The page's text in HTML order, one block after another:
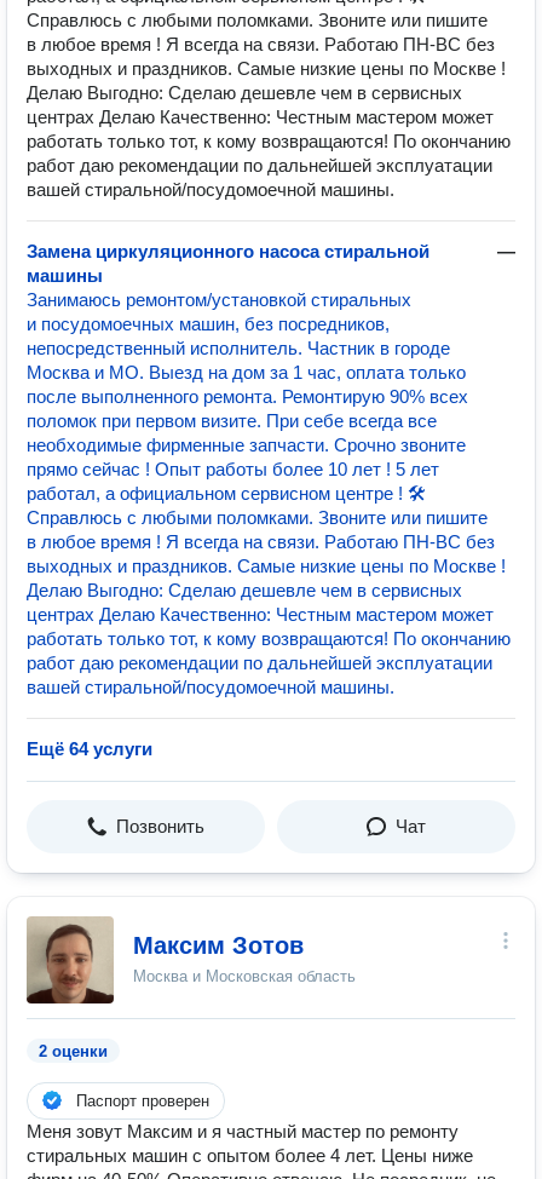
Справлюсь с любыми поломками. Звоните или пишите
в любое время ! Я всегда на связи. ️Работаю ПН-ВС без
выходных и праздников. Самые низкие цены по Москве !
Делаю Выгодно: Сделаю дешевле чем в сервисных
центрах Делаю Качественно: Честным мастером может
работать только тот, к кому возвращаются! По окончанию
работ даю рекомендации по дальнейшей эксплуатации
вашей стиральной/посудомоечной машины.
Замена циркуляционного насоса стиральной
машины
—
Занимаюсь ремонтом/установкой стиральных
и посудомоечных машин, без посредников,
непосредственный исполнитель. Частник в городе
Москва и МО. Выезд на дом за 1 час, оплата только
после выполненного ремонта. Ремонтирую 90% всех
поломок при первом визите. При себе всегда все
необходимые фирменные запчасти. Срочно звоните
прямо сейчас ! Опыт работы более 10 лет ! 5 лет
работал, а официальном сервисном центре ! 🛠
Справлюсь с любыми поломками. Звоните или пишите
в любое время ! Я всегда на связи. ️Работаю ПН-ВС без
выходных и праздников. Самые низкие цены по Москве !
Делаю Выгодно: Сделаю дешевле чем в сервисных
центрах Делаю Качественно: Честным мастером может
работать только тот, к кому возвращаются! По окончанию
работ даю рекомендации по дальнейшей эксплуатации
вашей стиральной/посудомоечной машины.
Ещё 64 услуги
Позвонить Чат
Максим Зотов
Москва и Московская область
2 оценки
Паспорт проверен
Меня зовут Максим и я частный мастер по ремонту
стиральных машин с опытом более 4 лет. Цены ниже